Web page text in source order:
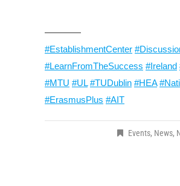
————
#EstablishmentCenter
#LearnFromTheSuccess #Ireland
#MTU #UL #TUDublin #HEA
#ErasmusPlus #AIT
Events, News,